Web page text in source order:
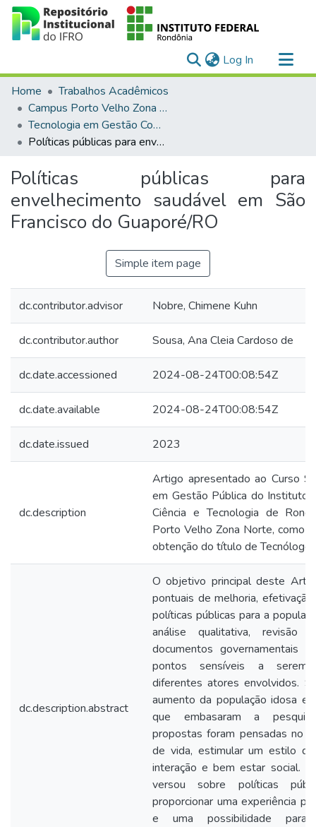
Log In (current)
Communities & Collections
All of DSpace
Statistics
Home
Trabalhos Acadêmicos
Campus Porto Velho Zona Norte
Tecnologia em Gestão Comercial (EaD)
Políticas públicas para envelhecimento saudável em São Francisco do Guaporé/RO
Políticas públicas para
envelhecimento saudável em São
Francisco do Guaporé/RO
Simple item page
dc.contributor.advisor Nobre, Chimene Kuhn
dc.contributor.author Sousa, Ana Cleia Cardoso de
dc.date.accessioned 2024-08-24T00:08:54Z
dc.date.available 2024-08-24T00:08:54Z
dc.date.issued 2023
dc.description
Artigo apresentado ao Curso
em Gestão Pública do Instituto
Ciência e Tecnologia de
Porto Velho Zona Norte, como
obtenção do título de Tecnólogo
dc.description.abstract
O objetivo principal deste
pontuais de melhoria,
políticas públicas para a
análise qualitativa, revisão
documentos governamentais
pontos sensíveis a serem
diferentes atores envolvidos.
aumento da população idosa e
que embasaram a
propostas foram pensadas no
de vida, estimular um estilo
interação e bem estar social.
versou sobre políticas
proporcionar uma experiência
e uma possibilidade para